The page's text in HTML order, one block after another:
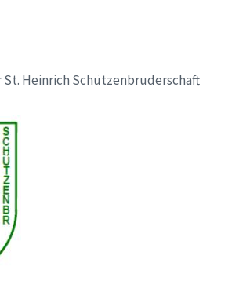
Heinrich Schützenbruderschaft